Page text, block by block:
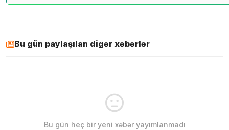
Bu gün paylaşılan digər xəbərlər
Bu gün heç bir yeni xəbər yayımlanmadı